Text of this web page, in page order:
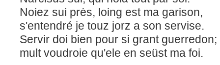
Noiez sui près, loing est ma garison,
s'entendré je touz jorz a son servise.
Servir doi bien pour si grant guerredon;
mult voudroie qu'ele en seüst